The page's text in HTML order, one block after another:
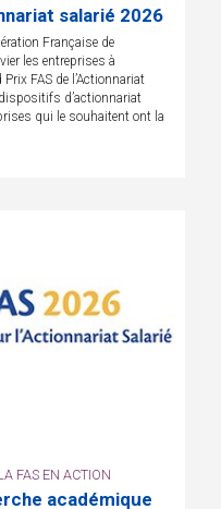
salarié 2026
Française de
les entreprises à
FAS de l’Actionnariat
d’actionnariat
qui le souhaitent ont la
FAS EN ACTION
académique